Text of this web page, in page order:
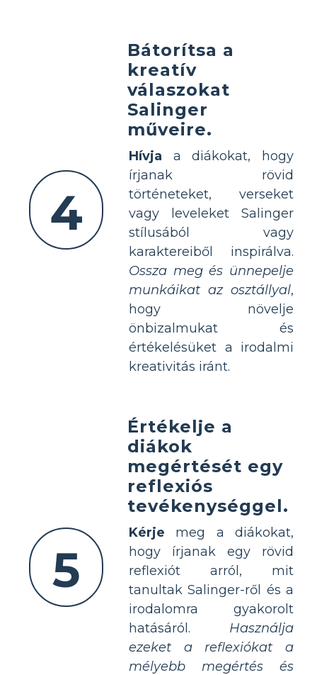
4
Bátorítsa a
kreatív
válaszokat
Salinger
műveire.
Hívja a diákokat, hogy
írjanak rövid
történeteket, verseket
vagy leveleket Salinger
stílusából vagy
karaktereiből inspirálva.
Ossza meg és ünnepelje
munkáikat az osztállyal,
hogy növelje
önbizalmukat és
értékelésüket a irodalmi
kreativitás iránt.
5
Értékelje a
diákok
megértését egy
reflexiós
tevékenységgel.
Kérje meg a diákokat,
hogy írjanak egy rövid
reflexiót arról, mit
tanultak Salinger-ről és a
irodalomra gyakorolt
hatásáról. Használja
ezeket a reflexiókat a
mélyebb megértés és